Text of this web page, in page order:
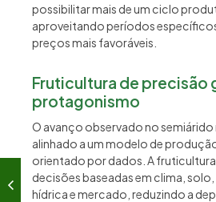
possibilitar mais de um ciclo
aproveitando períodos
preços mais favoráveis.
Fruticultura de precisão
protagonismo
O avanço observado no
alinhado a um modelo de
orientado por dados. A
decisões baseadas em clima,
hídrica e mercado, reduzindo a